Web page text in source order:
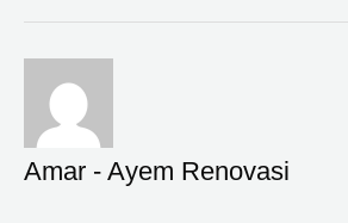
Amar - Ayem Renovasi